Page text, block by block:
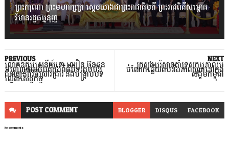
ព្រះករុណា ព្រះមហាក្សត្រ ស្តេចយាងជាព្រះរាជាធិបតី ព្រះរាជពិធីសម្ពោធ
វិមានរដ្ឋធម្មនុញ្ញ
NEXT
ក្រសួងបរិស្ថានគាំទ្រសកម្មភាពរួម
ចំណែកឆ្លើយតបនឹងភាពស្អាតនៅក្នុង
សង្គមកម្ពុជា
PREVIOUS
លោកឧត្តមសេនីយ៍ទោ ឈឿន ប៊ុនឆន
អញ្ជើញជាអធិបតីក្នុងពិធីបិទវគ្គបំប៉ន
ជំនាញនីតិវិធីស្រាវជ្រាវ និងបង្ក្រាបបទ
ល្មើសសេដ្ឋកិច្ច
POSTCOMMENT BLOGGER DISQUS FACEBOOK
No comments